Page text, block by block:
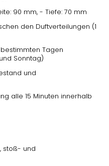
90 mm, - Tiefe: 70 mm
den Duftverteilungen (1
Tagen
Sonntag)
und
alle 15 Minuten innerhalb
stoß- und